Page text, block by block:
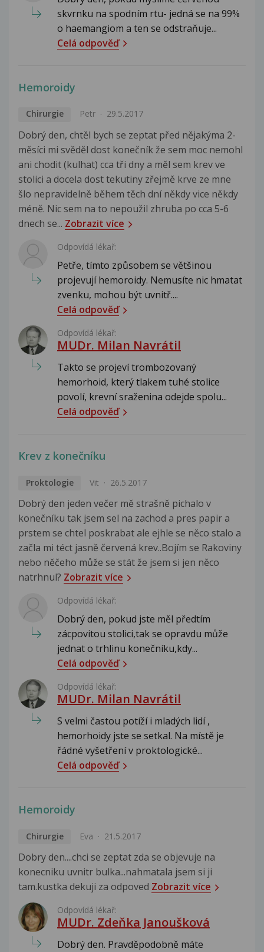
skvrnku na spodním rtu- jedná se na 99%
o haemangiom a ten se odstraňuje...
Celá odpověď
Hemoroidy
Chirurgie Petr 29.5.2017
Dobrý den, chtěl bych se zeptat před nějakýma 2-
měsíci mi svěděl dost konečník že sem moc nemohl
ani chodit (kulhat) cca tři dny a měl sem krev ve
stolici a docela dost tekutiny zřejmě krve ze mne
šlo nepravidelně během těch dní někdy vice někdy
méně. Nic sem na to nepoužil zhruba po cca 5-6
dnech se... Zobrazit více
Odpovídá lékař:
Petře, tímto způsobem se většinou
projevují hemoroidy. Nemusíte nic hmatat
zvenku, mohou být uvnitř....
Celá odpověď
Odpovídá lékař:
MUDr. Milan Navrátil
Takto se projeví trombozovaný
hemorhoid, který tlakem tuhé stolice
povolí, krevní sraženina odejde spolu...
Celá odpověď
Krev z konečníku
Proktologie Vit 26.5.2017
Dobrý den jeden večer mě strašně pichalo v
konečníku tak jsem sel na zachod a pres papir a
prstem se chtel poskrabat ale ejhle se něco stalo a
začla mi téct jasně červená krev..Bojím se Rakoviny
nebo něčeho může se stát že jsem si jen něco
natrhnul? Zobrazit více
Odpovídá lékař:
Dobrý den, pokud jste měl předtím
zácpovitou stolici,tak se opravdu může
jednat o trhlinu konečníku,kdy...
Celá odpověď
Odpovídá lékař:
MUDr. Milan Navrátil
S velmi častou potíží i mladých lidí ,
hemorhoidy jste se setkal. Na místě je
řádné vyšetření v proktologické...
Celá odpověď
Hemoroidy
Chirurgie Eva 21.5.2017
Dobry den....chci se zeptat zda se objevuje na
konecniku uvnitr bulka...nahmatala jsem si ji
tam.kustka dekuji za odpoved Zobrazit více
Odpovídá lékař:
MUDr. Zdeňka Janoušková
Dobrý den. Pravděpodobně máte